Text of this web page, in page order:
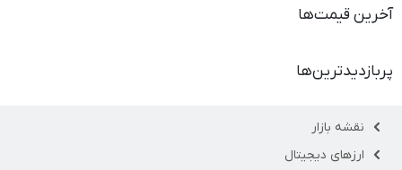
آخرین قیمت‌ها
پربازدیدترین‌ها
نقشه بازار
ارزهای دیجیتال